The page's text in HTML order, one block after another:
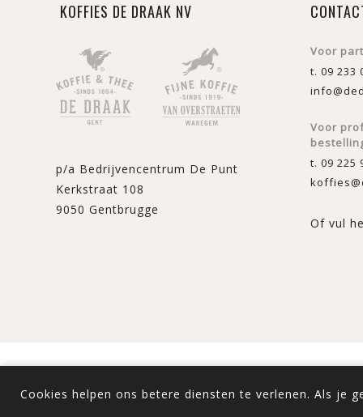
KOFFIES DE DRAAK NV
p/a Bedrijvencentrum De Punt
Kerkstraat 108
9050 Gentbrugge
Voor
t. 09 233
Voor
t. 09 225
Of vul
Alle prijzen zijn
Cookies helpen ons betere diensten te verlenen. Als je